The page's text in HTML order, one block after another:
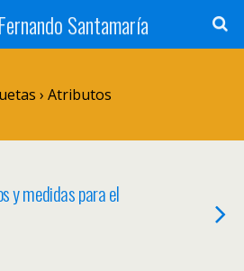
Santamaría
› Atributos
y medidas para el